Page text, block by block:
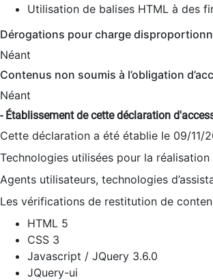
Utilisation de balises HTML à des
Dérogations pour charge
Néant
Contenus non soumis à l’obligation
Néant
- Établissement de cette déclaration
Cette déclaration a été établie le 09/11/
Technologies utilisées pour la
Agents utilisateurs, technologies
Les vérifications de restitution de
HTML 5
CSS 3
Javascript / JQuery 3.6.0
JQuery-ui